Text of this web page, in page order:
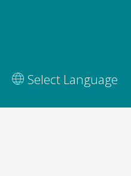
Vertaal deze pagina
Select Language